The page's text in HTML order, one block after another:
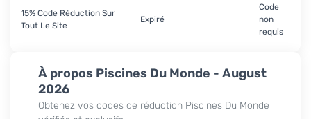
À propos Piscines Du Monde - August
2026
Obtenez vos codes de réduction Piscines Du Monde
15% Code Réduction Sur
Tout Le Site
Expiré
Code
non
requis